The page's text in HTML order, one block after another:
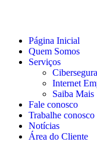
Página Inicial
Quem Somos
Serviços
Internet
Saiba Mais
Fale conosco
Trabalhe conosco
Notícias
Área do Cliente